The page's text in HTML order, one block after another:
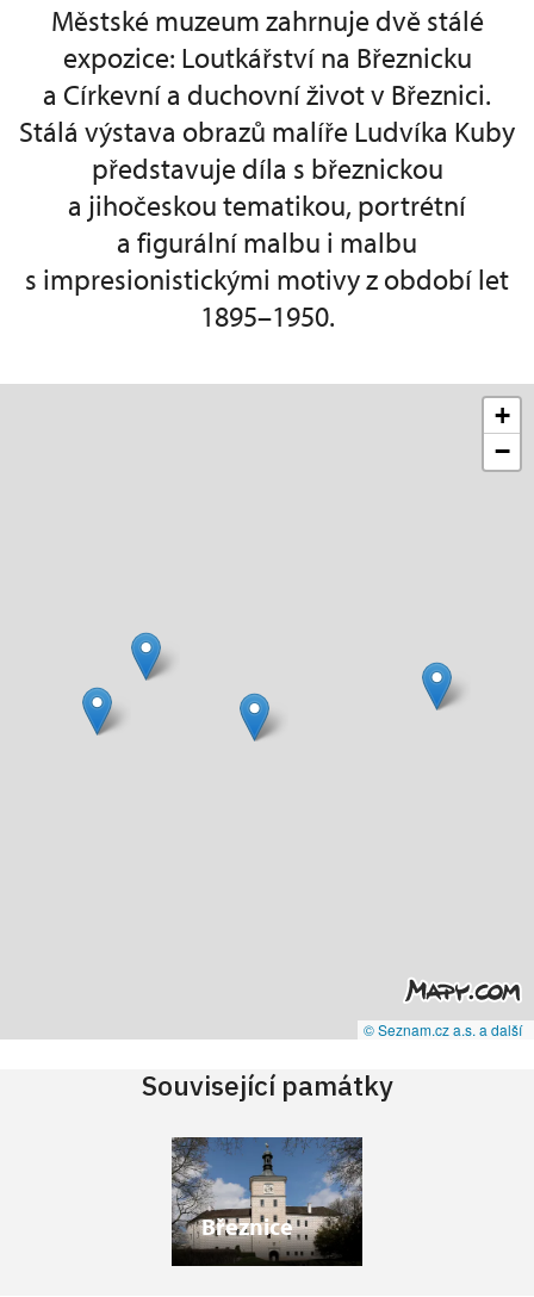
Městské muzeum zahrnuje dvě stálé
expozice: Loutkářství na Březnicku
a Církevní a duchovní život v Březnici.
Stálá výstava obrazů malíře Ludvíka Kuby
představuje díla s březnickou
a jihočeskou tematikou, portrétní
a figurální malbu i malbu
s impresionistickými motivy z období let
1895–1950.
+
−
© Seznam.cz a.s. a další
Související památky
Březnice